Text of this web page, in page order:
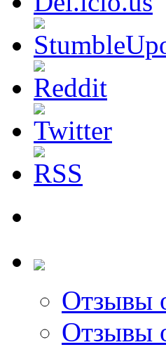
Отзывы
Отзывы